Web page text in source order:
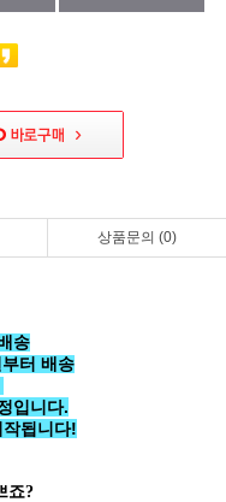
상품문의 (0)
송
터 배송
입니다.
됩니다!
죠?